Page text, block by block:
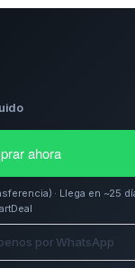
ahora
· Llega en ~25
por WhatsApp